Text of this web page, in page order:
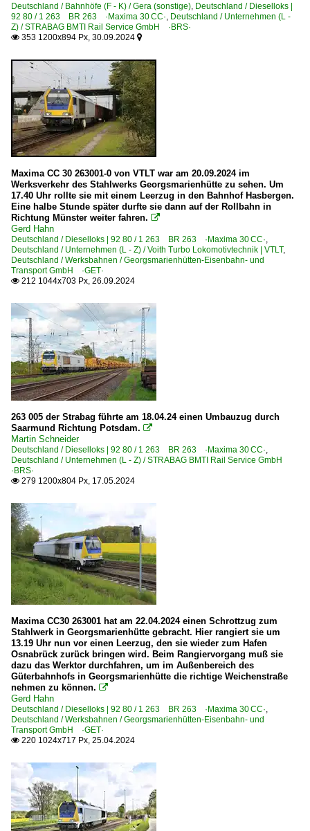
Güterwagen
Hafenbahnen
Binnenhafen Anklam GmbH
Industriemessen
InnoTrans 2008
InnoTrans 2010
Strecken | KBS 200-299
216 (Dessau– ) Roßlau – Lutherstadt Wittenberg –
254 (Magdeburg–) Biederitz – Zerbst – Roßlau – Dessau
Strecken | KBS 300-399
315 Halberstadt – Blankenburg (Harz)
350 Hannover – Kreiensen – Göttingen (–Kassel)
385 (Wanne-Eickel–) Münster – Bremen (–Hamburg)
Strecke 6864/7 Blankenburg – Anst Hornberg ⨯ Tanne
Strecken | KBS 400-499
430 Hamm – Soest – Paderborn – Altenbeken – Kassel
435 Schwerte – Arnsberg – Brilon Wald – Warburg
462 Betzdorf – Burbach – Haiger (–Dillenburg)
Strecken | KBS 500-599
590 Halle – Nordhausen – Eichenberg (–Kassel) ·Halle-
Strecken | KBS 600-699
651 Mainz-Bischofsheim – Darmstadt – Aschaffenburg
680 Saarbrücken – Türkismühle – Bad Kreuznach
Strecken | KBS 700-799
705 Heidelberg – Mosbach-Neckarelz – Bad
720 Offenburg – Villingen – Singen (–Konstanz)
740 (Stuttgart–) Horb – Tuttlingen – Hattingen
742 Rottweil – Trossingen – Villingen ·Alemannenbahn·
750 Stuttgart – Plochingen – Geislingen – Ulm
751 Ulm – Aulendorf – Meckenbeuren – Friedrichshafen
770 Karlsruhe – Mühlacker (–Stuttgart) ·Residenzbahn·
Deutschland / Bahnhöfe (F - K) / Gera (sonstige), Deutschland / Dieselloks |
92 80 / 1 263 BR 263 ·Maxima 30 CC·, Deutschland / Unternehmen (L -
Z) / STRABAG BMTI Rail Service GmbH ·BRS·
 353 1200x894 Px, 30.09.2024 
Maxima CC 30 263001-0 von VTLT war am 20.09.2024 im
Werksverkehr des Stahlwerks Georgsmarienhütte zu sehen. Um
17.40 Uhr rollte sie mit einem Leerzug in den Bahnhof Hasbergen.
Eine halbe Stunde später durfte sie dann auf der Rollbahn in
Richtung Münster weiter fahren. 
Gerd Hahn
Deutschland / Dieselloks | 92 80 / 1 263 BR 263 ·Maxima 30 CC·,
Deutschland / Unternehmen (L - Z) / Voith Turbo Lokomotivtechnik | VTLT,
Deutschland / Werksbahnen / Georgsmarienhütten-Eisenbahn- und
Transport GmbH ·GET·
 212 1044x703 Px, 26.09.2024
263 005 der Strabag führte am 18.04.24 einen Umbauzug durch
Saarmund Richtung Potsdam. 
Martin Schneider
Deutschland / Dieselloks | 92 80 / 1 263 BR 263 ·Maxima 30 CC·,
Deutschland / Unternehmen (L - Z) / STRABAG BMTI Rail Service GmbH
·BRS·
 279 1200x804 Px, 17.05.2024
Maxima CC30 263001 hat am 22.04.2024 einen Schrottzug zum
Stahlwerk in Georgsmarienhütte gebracht. Hier rangiert sie um
13.19 Uhr nun vor einen Leerzug, den sie wieder zum Hafen
Osnabrück zurück bringen wird. Beim Rangiervorgang muß sie
dazu das Werktor durchfahren, um im Außenbereich des
Güterbahnhofs in Georgsmarienhütte die richtige Weichenstraße
nehmen zu können. 
Gerd Hahn
Deutschland / Dieselloks | 92 80 / 1 263 BR 263 ·Maxima 30 CC·,
Deutschland / Werksbahnen / Georgsmarienhütten-Eisenbahn- und
Transport GmbH ·GET·
 220 1024x717 Px, 25.04.2024